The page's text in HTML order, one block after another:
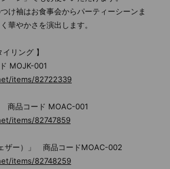
け袖はお食事会からパーティーシーンま
華やかさを演出します。
リング 】
MOJK-001
items/82722339
商品コード MOAC-001
items/82747859
ザー）」 商品コードMOAC-002
items/82748259